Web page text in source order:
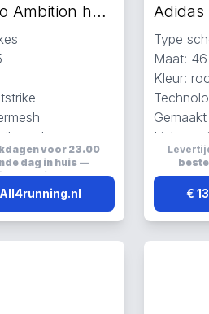
Adidas Adizero Ambition hardloopschoenen rood
en
voor 23.00
dag in huis—
gratis
Type
Maat: 46
Kleur:
ademend
€